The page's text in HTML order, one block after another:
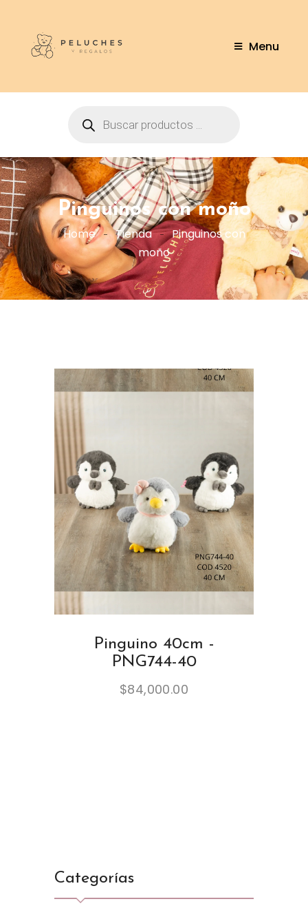
Menu
Pinguinos con moño
Home Tienda
Pinguinos con
moño
Pinguino 40cm -
PNG744-40
$84,000.00
Categorías